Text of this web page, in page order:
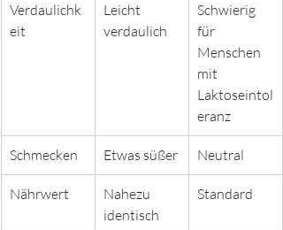
Verdaulichk
eit
Leicht
verdaulich
Schwierig
für
Menschen
mit
Laktoseintol
eranz
Schmecken Etwas süßer Neutral
Nährwert
Nahezu
identisch
Standard